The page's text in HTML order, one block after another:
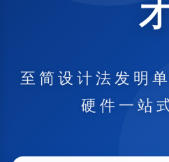
至简设计法发明
硬件一站